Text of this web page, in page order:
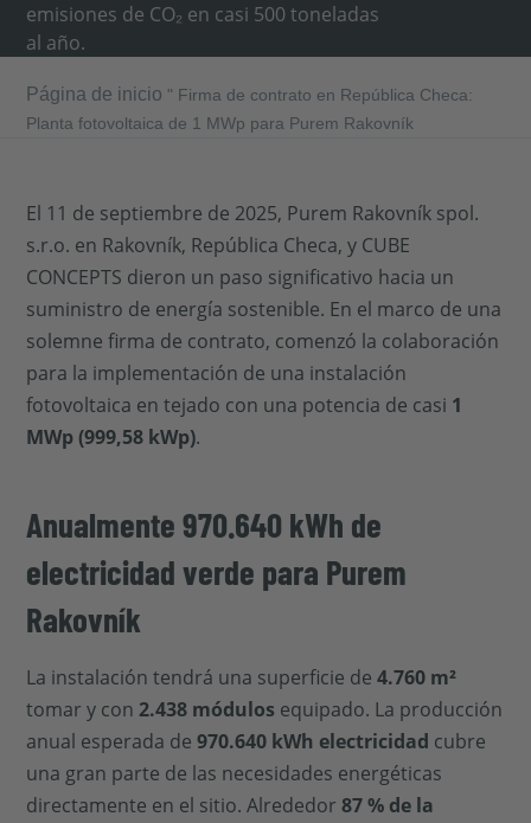
emisiones de CO₂ en casi 500 toneladas
al año.
Página de inicio " Firma de contrato en República Checa:
Planta fotovoltaica de 1 MWp para Purem Rakovník
El 11 de septiembre de 2025, Purem Rakovník spol.
s.r.o. en Rakovník, República Checa, y CUBE
CONCEPTS dieron un paso significativo hacia un
suministro de energía sostenible. En el marco de una
solemne firma de contrato, comenzó la colaboración
para la implementación de una instalación
fotovoltaica en tejado con una potencia de casi 1
MWp (999,58 kWp).
Anualmente 970.640 kWh de
electricidad verde para Purem
Rakovník
La instalación tendrá una superficie de4.760 m²
tomar y con2.438 módulos equipado. La producción
anual esperada de970.640 kWh electricidad cubre
una gran parte de las necesidades energéticas
directamente en el sitio. Alrededor87 % de la